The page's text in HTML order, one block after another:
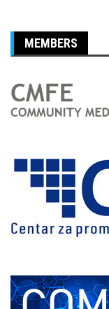
MEMBERS